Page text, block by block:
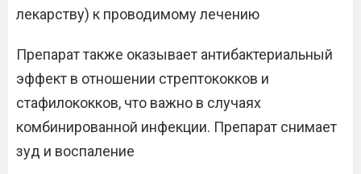
лекарству) к проводимому лечению
Препарат также оказывает антибактериальный
эффект в отношении стрептококков и
стафилококков, что важно в случаях
комбинированной инфекции. Препарат снимает
зуд и воспаление